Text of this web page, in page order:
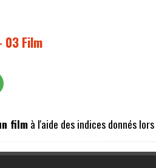
03 Film
filmà l'aide des indices donnés